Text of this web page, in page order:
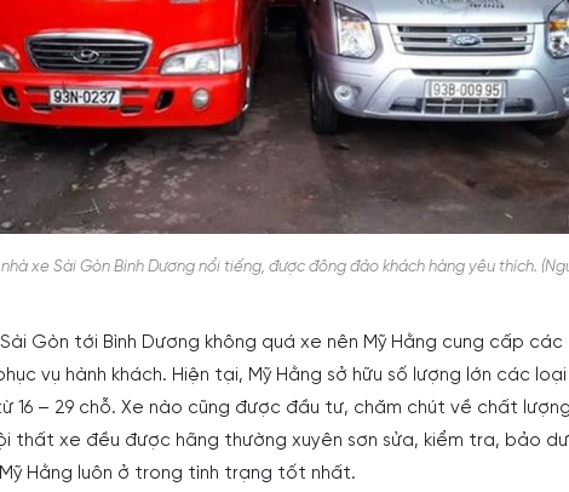
xe Sài Gòn Bình Dương nổi tiếng, được đông đảo khách hàng yêu thích.
Gòn tới Bình Dương không quá xe nên Mỹ Hằng cung cấp các
vụ hành khách. Hiện tại, Mỹ Hằng sở hữu số lượng lớn các
16 – 29 chỗ. Xe nào cũng được đầu tư, chăm chút về chất
thất xe đều được hãng thường xuyên sơn sửa, kiểm tra, bảo
Hằng luôn ở trong tình trạng tốt nhất.